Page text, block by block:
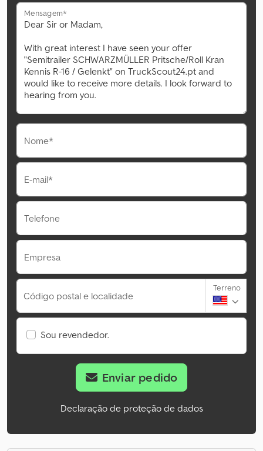
Mensagem*
Nome*
E-mail*
Telefone
Empresa
Código postal e localidade
Terreno
Sou revendedor.
Enviar pedido
Declaração de proteção de dados